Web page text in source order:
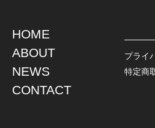
TOPS
L / S SHIRT
S / S SHIRT
HAWAIIAN SHIRT
JACKET
DENIM
LEATHER
HOME
ABOUT
NEWS
CONTACT
プライ
特定商